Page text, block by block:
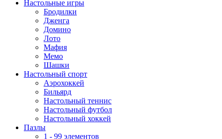
Настольные игры
Бродилки
Дженга
Домино
Лото
Мафия
Мемо
Шашки
Настольный спорт
Аэрохоккей
Бильярд
Настольный теннис
Настольный футбол
Настольный хоккей
Пазлы
1 - 99 элементов